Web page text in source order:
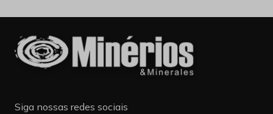
Siga nossas redes sociais